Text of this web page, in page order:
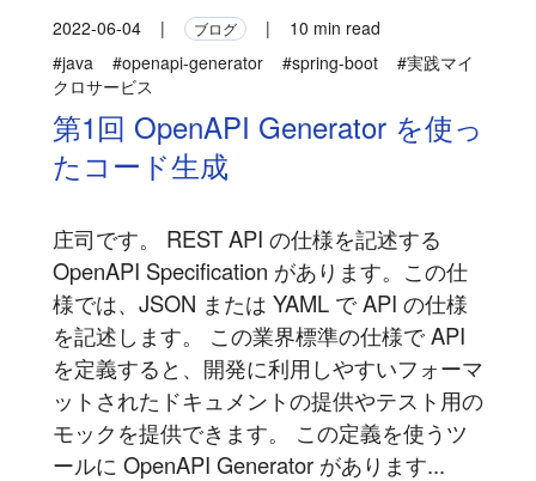
2022-06-04 | ブログ |
10 min read
#java
#openapi-generator #spring-boot
#実践マイ
クロサービス
第1回 OpenAPI Generator を使っ
たコード生成
庄司です。 REST API の仕様を記述する
OpenAPI Specification があります。この仕
様では、JSON または YAML で API の仕様
を記述します。 この業界標準の仕様で API
を定義すると、開発に利用しやすいフォーマ
ットされたドキュメントの提供やテスト用の
モックを提供できます。 この定義を使うツ
ールに OpenAPI Generator があります...